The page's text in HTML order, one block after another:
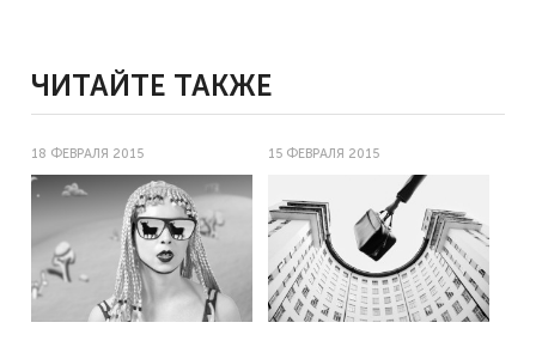
ЧИТАЙТЕ ТАКЖЕ
18 ФЕВРАЛЯ 2015 15 ФЕВРАЛЯ 2015